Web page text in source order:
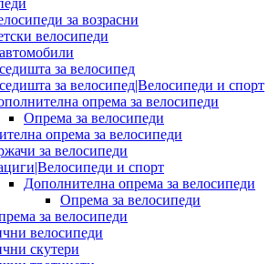
за возрасни
велосипеди
за велосипед
за велосипед|Велосипеди и спорт
опрема за велосипеди
Опрема за велосипеди
опрема за велосипеди
за велосипеди
и спорт
Дополнителна опрема за велосипеди
Опрема за велосипеди
за велосипеди
велосипеди
скутери